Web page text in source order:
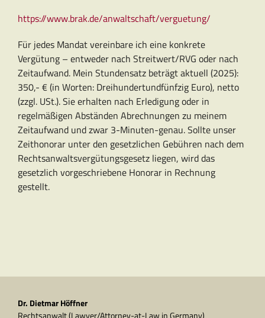
https://www.brak.de/anwaltschaft/verguetung/
Für jedes Mandat vereinbare ich eine konkrete
Vergütung – entweder nach Streitwert/RVG oder nach
Zeitaufwand. Mein Stundensatz beträgt aktuell (2025):
350,- € (in Worten: Dreihundertundfünfzig Euro), netto
(zzgl. USt.). Sie erhalten nach Erledigung oder in
regelmäßigen Abständen Abrechnungen zu meinem
Zeitaufwand und zwar 3-Minuten-genau. Sollte unser
Zeithonorar unter den gesetzlichen Gebühren nach dem
Rechtsanwaltsvergütungsgesetz liegen, wird das
gesetzlich vorgeschriebene Honorar in Rechnung
gestellt.
Dr. Dietmar Höffner
Rechtsanwalt (Lawyer/Attorney-at-Law in Germany)